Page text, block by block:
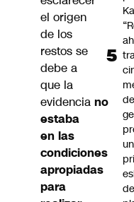
el origen
de los
restos se
debe a
que la
evidencia no
estaba
en las
condiciones
apropiadas
para
de
un
de